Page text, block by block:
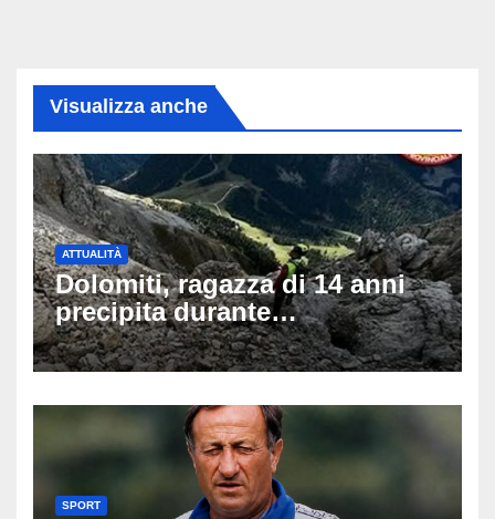
Visualizza anche
ATTUALITÀ
Dolomiti, ragazza di 14 anni
precipita durante
un’escursione: tragedia sul
Latemar davanti alla famiglia
SPORT